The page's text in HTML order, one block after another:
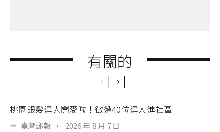
有關的
桃園銀髮達人開麥啦！徵選40位達人進社區
臺灣郵報 · 2026 年 8 月 7 日